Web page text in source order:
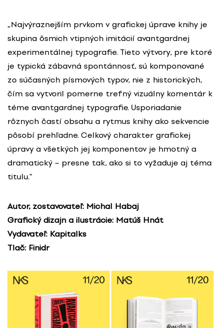
„Najvýraznejším prvkom v grafickej úprave knihy je
skupina ôsmich vtipných imitácií avantgardnej
experimentálnej typografie. Tieto výtvory, pre ktoré
je typická zábavná spontánnosť, sú komponované
zo súčasných písmových typov, nie z historických,
čím sa vytvoril pomerne trefný vizuálny komentár k
téme avantgardnej typografie. Usporiadanie
rôznych častí obsahu a rytmus knihy ako sekvencie
pôsobí prehľadne. Celkový charakter grafickej
úpravy a všetkých jej komponentov je hmotný a
dramatický – presne tak, ako si to vyžaduje aj téma
titulu.“
Autor, zostavovateľ: Michal Habaj
Grafický dizajn a ilustrácie: Matúš Hnát
Vydavateľ: Kapitalks
Tlač: Finidr